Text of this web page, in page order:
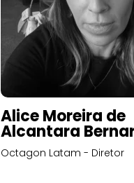
Alice Moreira de
Alcantara
Octagon Latam - Diretor